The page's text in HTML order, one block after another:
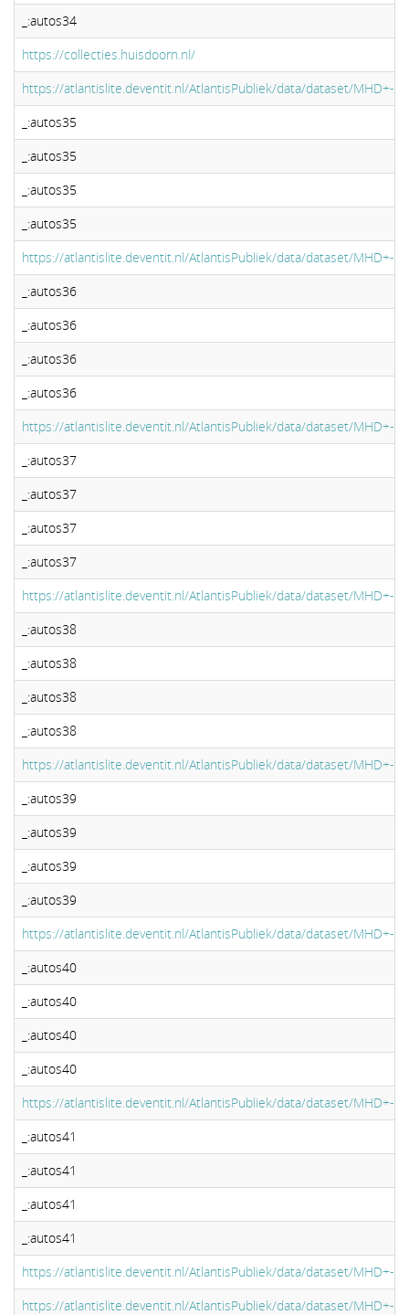
_:autos34
https://collecties.huisdoorn.nl/
https://atlantislite.deventit.nl/AtlantisPubliek/data/dataset/MHD+-
_:autos35
_:autos35
_:autos35
_:autos35
https://atlantislite.deventit.nl/AtlantisPubliek/data/dataset/MHD+-
_:autos36
_:autos36
_:autos36
_:autos36
https://atlantislite.deventit.nl/AtlantisPubliek/data/dataset/MHD+-
_:autos37
_:autos37
_:autos37
_:autos37
https://atlantislite.deventit.nl/AtlantisPubliek/data/dataset/MHD+-
_:autos38
_:autos38
_:autos38
_:autos38
https://atlantislite.deventit.nl/AtlantisPubliek/data/dataset/MHD+-
_:autos39
_:autos39
_:autos39
_:autos39
https://atlantislite.deventit.nl/AtlantisPubliek/data/dataset/MHD+-
_:autos40
_:autos40
_:autos40
_:autos40
https://atlantislite.deventit.nl/AtlantisPubliek/data/dataset/MHD+-
_:autos41
_:autos41
_:autos41
_:autos41
https://atlantislite.deventit.nl/AtlantisPubliek/data/dataset/MHD+-
https://atlantislite.deventit.nl/AtlantisPubliek/data/dataset/MHD+-